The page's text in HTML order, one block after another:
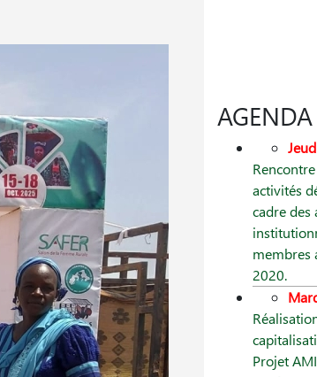
AGENDA
activités
cadre des
membres
2020.
Projet